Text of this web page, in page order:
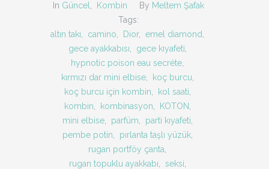
In Güncel Kombin By Meltem Şafak
Tags:
altın takı
camino Dior, emel diamond
gece ayakkabısı
gece kıyafeti
hypnotic poison eau secréte
kırmızı dar mini elbise, koç burcu
koç burcu için kombin
kol saati
kombin
kombinasyon KOTON
mini elbise, parfüm parti kıyafeti
pembe potin
pırlanta taşlı yüzük,
rugan portföy çanta
rugan topuklu ayakkabı
seksi